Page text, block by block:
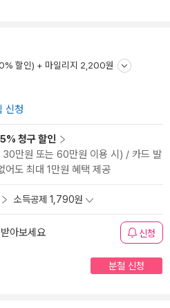
할인) + 마일리지 2,200원
신청
청구 할인
30만원 또는 60만원 이용 시) / 카드 발
어도 최대 1만원 혜택 제공
소득공제 1,790원
아보세요 신청
분철 신청